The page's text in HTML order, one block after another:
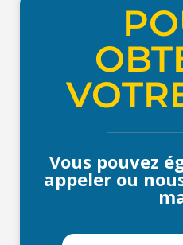
Vous pouvez
appeler ou